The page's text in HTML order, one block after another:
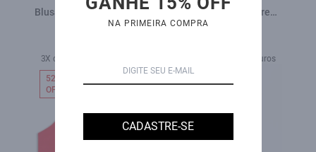
Blusa Flame Stamp Preto
3X de R$ 116,33 sem juros
Blusa Gothic Devore
Sleeveless Off White
1X de R$ 139,00 sem juros
52%
OFF
NA PRIMEIRA COMPRA
CADASTRE-SE